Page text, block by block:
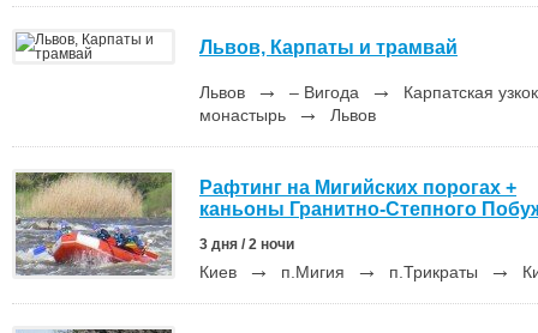
Львов, Карпаты и трамвай
Львов → – Вигода →
Карпатская
монастырь
→ Львов
Рафтинг на Мигийских порогах +
каньоны Гранитно-Степного
3 дня / 2 ночи
Киев → п.Мигия → п.Трикраты →